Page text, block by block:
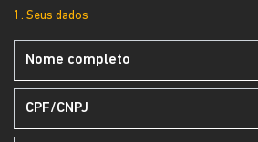
1. Seus dados